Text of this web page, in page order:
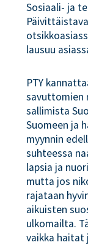
Sosiaali- ja
lausuu
PTY
savuttomien
sallimista
Suomeen ja
myynnin
suhteessa
lapsia ja
mutta jos
rajataan
aikuisten
ulkomailta.
vaikka haitat